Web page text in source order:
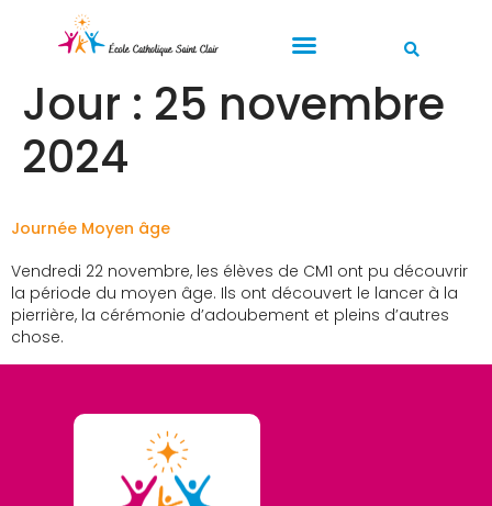
Jour : 25 novembre
2024
Journée Moyen âge
Vendredi 22 novembre, les élèves de CM1 ont pu découvrir
la période du moyen âge. Ils ont découvert le lancer à la
pierrière, la cérémonie d’adoubement et pleins d’autres
chose.